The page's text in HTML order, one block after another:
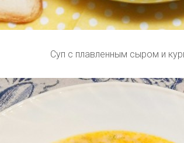
Суп с плавленным сыром и